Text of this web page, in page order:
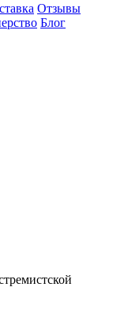
Отзывы
Блог